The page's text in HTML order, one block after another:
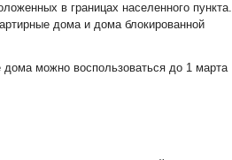
в границах населенного пункта.
дома и дома блокированной
можно воспользоваться до 1 марта